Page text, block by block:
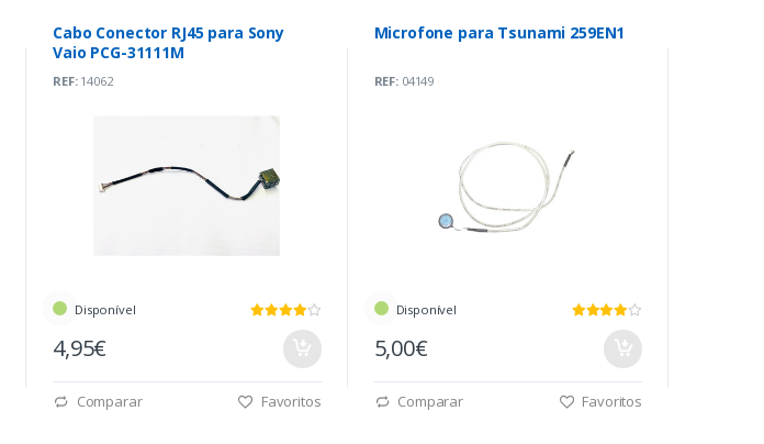
Cabo Conector RJ45 para Sony
Vaio PCG-31111M
REF:14062
Disponível
4,95€
Comparar Favoritos
Microfone para Tsunami 259EN1
REF:04149
Disponível
5,00€
Comparar Favoritos